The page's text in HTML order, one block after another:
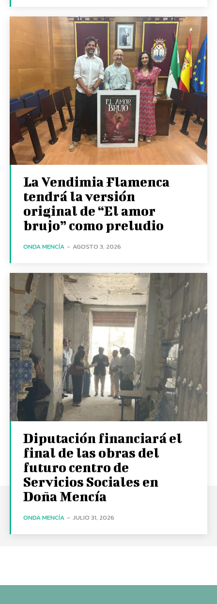
La Vendimia Flamenca
tendrá la versión
original de “El amor
brujo” como preludio
ONDA MENCÍA - AGOSTO 3, 2026
Diputación financiará el
final de las obras del
futuro centro de
Servicios Sociales en
Doña Mencía
ONDA MENCÍA - JULIO 31, 2026